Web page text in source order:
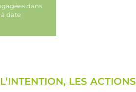
dans
date
LES ACTIONS